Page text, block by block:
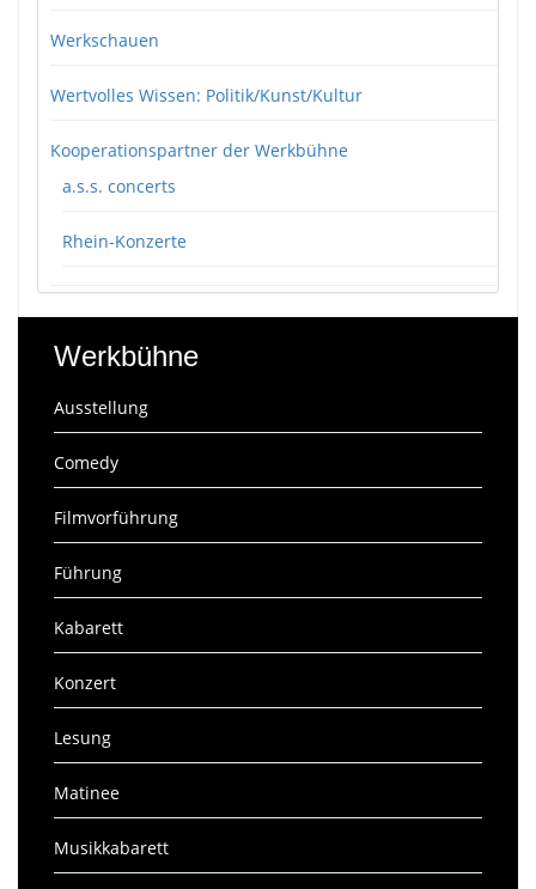
Werkschauen
Wertvolles Wissen: Politik/Kunst/Kultur
Kooperationspartner der Werkbühne
a.s.s. concerts
Rhein-Konzerte
Werkbühne
Ausstellung
Comedy
Filmvorführung
Führung
Kabarett
Konzert
Lesung
Matinee
Musikkabarett